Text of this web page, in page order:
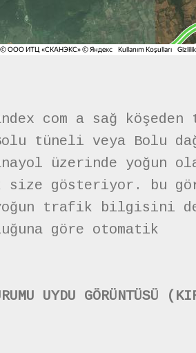
com a sağ
tüneli veya Bolu
üzerinde yoğun
gösteriyor. bu
trafik bilgisini
göre otomatik
UYDU GÖRÜNTÜSÜ